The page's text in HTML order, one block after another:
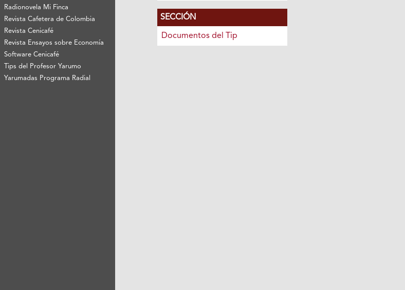
Radionovela Mi Finca
Revista Cafetera de Colombia
Revista Cenicafé
Revista Ensayos sobre Economía
Software Cenicafé
Tips del Profesor Yarumo
Yarumadas Programa Radial
SECCIÓN
Documentos del Tip